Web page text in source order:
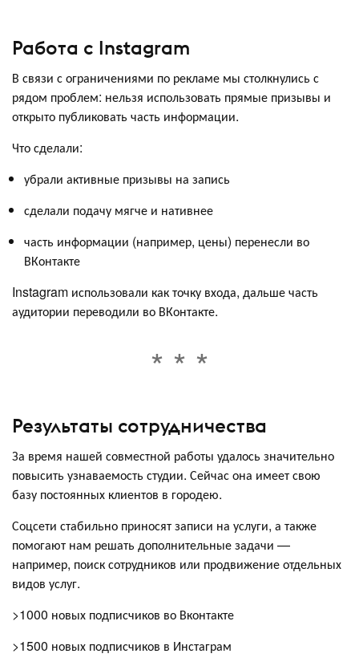
Работа с Instagram
В связи с ограничениями по рекламе мы столкнулись с
рядом проблем: нельзя использовать прямые призывы и
открыто публиковать часть информации.
Что сделали:
убрали активные призывы на запись
сделали подачу мягче и нативнее
часть информации (например, цены) перенесли во
ВКонтакте
Instagram использовали как точку входа, дальше часть
аудитории переводили во ВКонтакте.
Результаты сотрудничества
За время нашей совместной работы удалось значительно
повысить узнаваемость студии. Сейчас она имеет свою
базу постоянных клиентов в городею.
Соцсети стабильно приносят записи на услуги, а также
помогают нам решать дополнительные задачи —
например, поиск сотрудников или продвижение отдельных
видов услуг.
>1000 новых подписчиков во Вконтакте
>1500 новых подписчиков в Инстаграм